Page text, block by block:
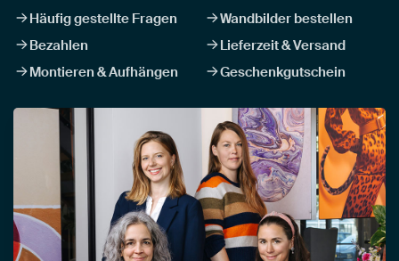
Häufig gestellte Fragen
Wandbilder bestellen
Bezahlen
Lieferzeit & Versand
Montieren & Aufhängen
Geschenkgutschein